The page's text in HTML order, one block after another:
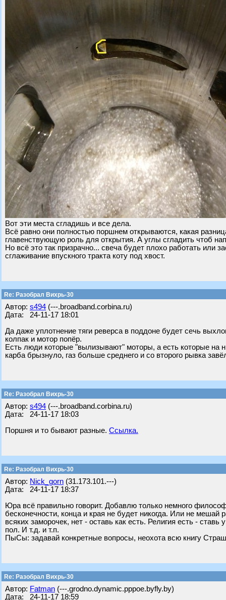
Вот эти места сгладишь и все дела.
Всё равно они полностью поршнем открываются, какая
главенствующую роль для открытия. А углы сгладить чтоб
Но всё это так призрачно... свеча будет плохо работать или
сглаживание впускного тракта коту под хвост.
Re: Разобрал Вихрь-30
Автор: s494 (---.broadband.corbina.ru)
Дата: 24-11-17 18:01
Да даже уплотнение тяги реверса в поддоне будет сечь
колпак и мотор попёр.
Есть люди которые "вылизывают" моторы, а есть которые на
карба брызнуло, газ больше среднего и со второго рывка
Re: Разобрал Вихрь-30
Автор: s494 (---.broadband.corbina.ru)
Дата: 24-11-17 18:03
Поршня и то бывают разные. Ссылка.
Re: Разобрал Вихрь-30
Автор: Nick_gorn (31.173.101.---)
Дата: 24-11-17 18:37
Юра всё правильно говорит. Добавлю только немного
бесконечности, конца и края не будет никогда. Или не мешай
всяких заморочек, нет - оставь как есть. Религия есть -
пол. И т.д. и т.п.
ПыСы: задавай конкретные вопросы, неохота всю книгу
Re: Разобрал Вихрь-30
Автор: Fatman (---.grodno.dynamic.pppoe.byfly.by)
Дата: 24-11-17 18:59